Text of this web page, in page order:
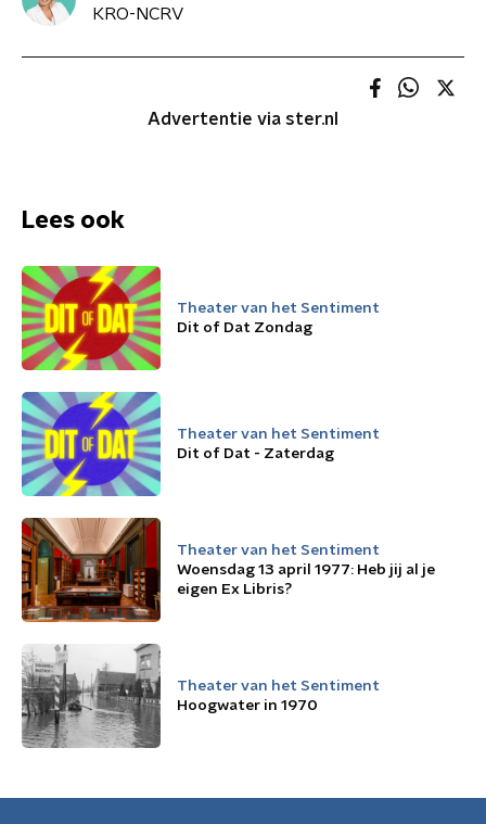
KRO-NCRV
Advertentie via ster.nl
Lees ook
Theater van het Sentiment
Dit of Dat Zondag
Theater van het Sentiment
Dit of Dat - Zaterdag
Theater van het Sentiment
Woensdag 13 april 1977: Heb jij al je
eigen Ex Libris?
Theater van het Sentiment
Hoogwater in 1970